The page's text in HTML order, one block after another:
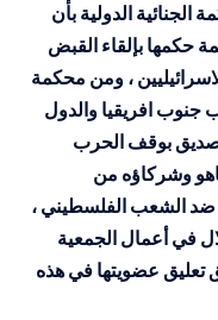
الدولية بأن
حكمها بإلقاء القبض
، ومن محكمة
جنوب افريقيا والدول
بوقف الحرب
وشركاؤه من
ضد الشعب الفلسطيني ،
في أعمال الجمعية
تعليق عضويتها في هذه